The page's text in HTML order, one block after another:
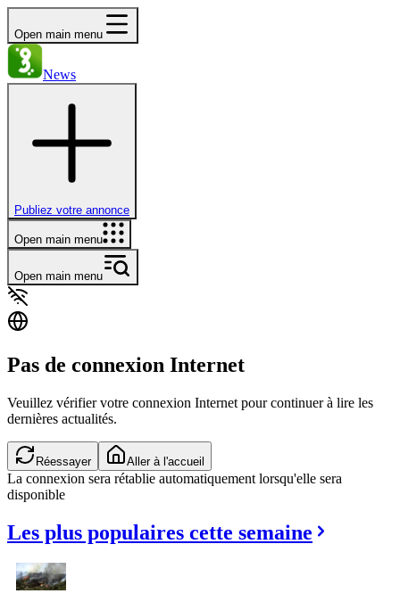
Open main menu
News
Publiez votre annonce
Open main menu
Open main menu
Pas de connexion Internet
Veuillez vérifier votre connexion Internet pour continuer à lire les
dernières actualités.
Réessayer Aller à l'accueil
La connexion sera rétablie automatiquement lorsqu'elle sera
disponible
Les plus populaires cette semaine